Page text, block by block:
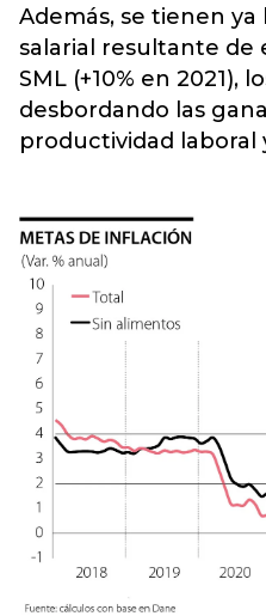
Además, se tienen
salarial resultante de
SML (+10% en 2021),
desbordando las
productividad laboral